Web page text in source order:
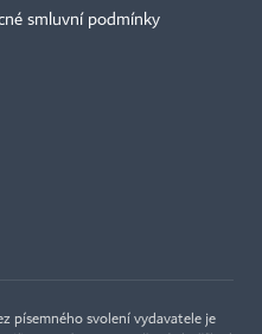
smluvní podmínky
písemného svolení vydavatele je